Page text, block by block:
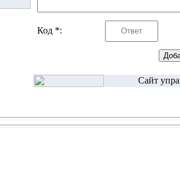
Код *:
Сайт